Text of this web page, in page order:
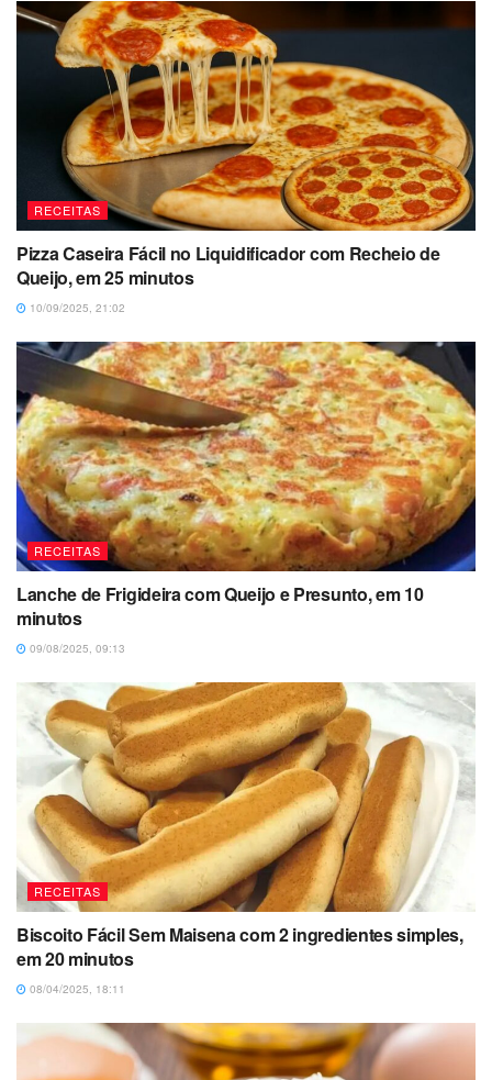
RECEITAS
Pizza Caseira Fácil no Liquidificador com Recheio de
Queijo, em 25 minutos
10/09/2025, 21:02
RECEITAS
Lanche de Frigideira com Queijo e Presunto, em 10
minutos
09/08/2025, 09:13
RECEITAS
Biscoito Fácil Sem Maisena com 2 ingredientes simples,
em 20 minutos
08/04/2025, 18:11